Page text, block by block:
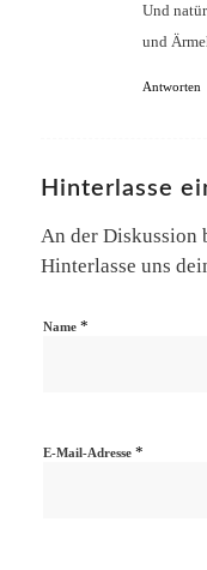
Und
und
Antworten
Hinterlasse
An der Diskussion
Hinterlasse uns
Name *
E-Mail-Adresse *